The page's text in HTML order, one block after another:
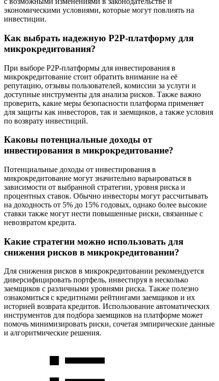
экономическими условиями, которые могут повлиять на
инвестиции.
Как выбрать надежную P2P-платформу для
микрокредитования?
При выборе P2P-платформы для инвестирования в
микрокредитование стоит обратить внимание на её
репутацию, отзывы пользователей, комиссии за услуги и
доступные инструменты для анализа рисков. Также важно
проверить, какие меры безопасности платформа применяет
для защиты как инвесторов, так и заемщиков, а также условия
по возврату инвестиций.
Каковы потенциальные доходы от
инвестирования в микрокредитование?
Потенциальные доходы от инвестирования в
микрокредитование могут значительно варьироваться в
зависимости от выбранной стратегии, уровня риска и
процентных ставок. Обычно инвесторы могут рассчитывать
на доходность от 5% до 15% годовых, однако более высокие
ставки также могут нести повышенные риски, связанные с
невозвратом кредита.
Какие стратегии можно использовать для
снижения рисков в микрокредитовании?
Для снижения рисков в микрокредитовании рекомендуется
диверсифицировать портфель, инвестируя в несколько
заемщиков с различными уровнями риска. Также полезно
ознакомиться с кредитными рейтингами заемщиков и их
историей возврата кредитов. Использование автоматических
инструментов для подбора заемщиков на платформе может
помочь минимизировать риски, сочетая эмпирические данные
и алгоритмические решения.